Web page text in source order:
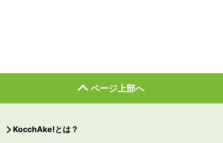
ページ上部へ
KocchAke!とは？